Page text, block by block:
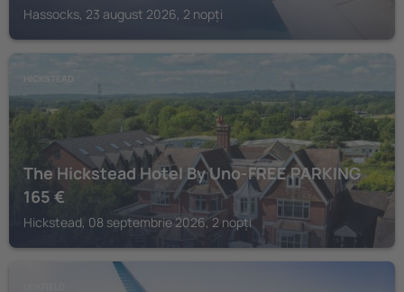
Hassocks, 23 august 2026, 2 nopți
HICKSTEAD
The Hickstead Hotel By Uno-FREE PARKING
165 €
Hickstead, 08 septembrie 2026, 2 nopți